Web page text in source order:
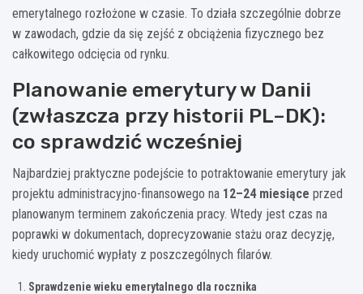
emerytalnego rozłożone w czasie. To działa szczególnie dobrze
w zawodach, gdzie da się zejść z obciążenia fizycznego bez
całkowitego odcięcia od rynku.
Planowanie emerytury w Danii
(zwłaszcza przy historii PL–DK):
co sprawdzić wcześniej
Najbardziej praktyczne podejście to potraktowanie emerytury jak
projektu administracyjno-finansowego na 12–24 miesiące przed
planowanym terminem zakończenia pracy. Wtedy jest czas na
poprawki w dokumentach, doprecyzowanie stażu oraz decyzję,
kiedy uruchomić wypłaty z poszczególnych filarów.
Sprawdzenie wieku emerytalnego dla rocznika